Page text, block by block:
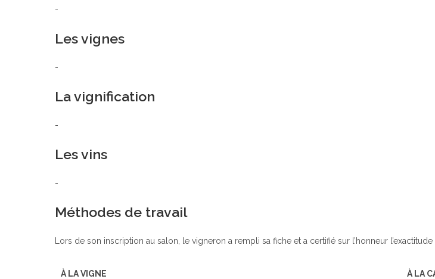
-
Les vignes
-
La vignification
-
Les vins
-
Méthodes de travail
Lors de son inscription au salon, le vigneron a rempli sa fiche et a certifié sur l’honneur
À LA VIGNE À LA